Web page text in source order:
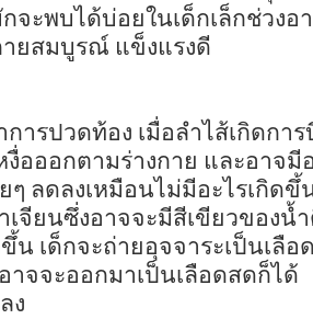
จะพบได้บ่อยในเด็กเล็กช่วงอ
ยสมบูรณ์ แข็งแรงดี
การปวดท้อง เมื่อลำไส้เกิดกา
งื่อออกตามร่างกาย และอาจ
ๆ ลดลงเหมือนไม่มีอะไรเกิด
จียนซึ่งอาจจะมีสีเขียวของน้
น เด็กจะถ่ายอุจจาระเป็นเลื
จจะออกมาเป็นเลือดสดก็ได้
ง